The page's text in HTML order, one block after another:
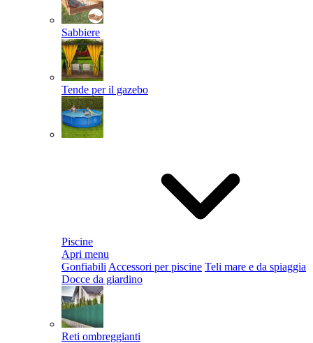
Sabbiere
Tende per il gazebo
Piscine
Apri menu
Gonfiabili Accessori per piscine Teli mare e da spiaggia
Docce da giardino
Reti ombreggianti